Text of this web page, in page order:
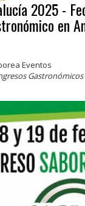
2025 -
en
Eventos